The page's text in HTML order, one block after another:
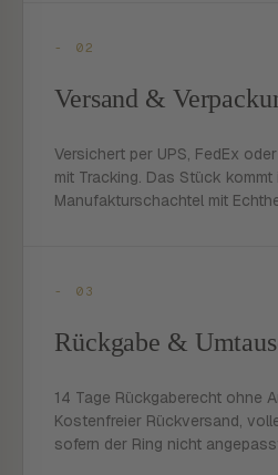
- 02
Versand &
Versichert per UPS, FedEx
mit Tracking. Das Stück
Manufakturschachtel mit
- 03
Rückgabe &
14 Tage Rückgaberecht ohne
Kostenfreier Rückversand,
sofern der Ring nicht